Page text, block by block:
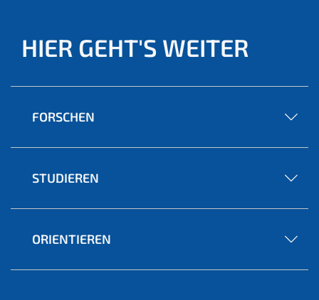
HIER GEHT'S WEITER
FORSCHEN
STUDIEREN
ORIENTIEREN